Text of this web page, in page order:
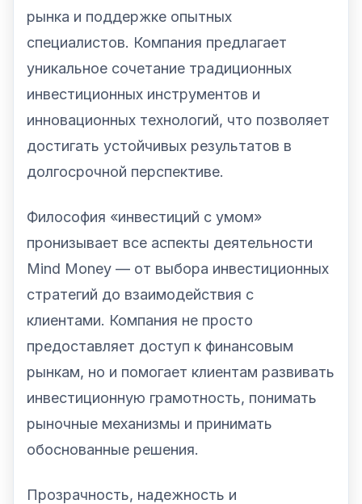
рынка и поддержке опытных
специалистов. Компания предлагает
уникальное сочетание традиционных
инвестиционных инструментов и
инновационных технологий, что позволяет
достигать устойчивых результатов в
долгосрочной перспективе.
Философия «инвестиций с умом»
пронизывает все аспекты деятельности
Mind Money — от выбора инвестиционных
стратегий до взаимодействия с
клиентами. Компания не просто
предоставляет доступ к финансовым
рынкам, но и помогает клиентам развивать
инвестиционную грамотность, понимать
рыночные механизмы и принимать
обоснованные решения.
Прозрачность, надежность и